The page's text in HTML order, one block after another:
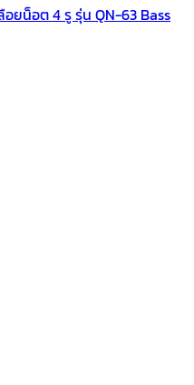
ยน็อต 4 รู รุ่น QN-63 Bass